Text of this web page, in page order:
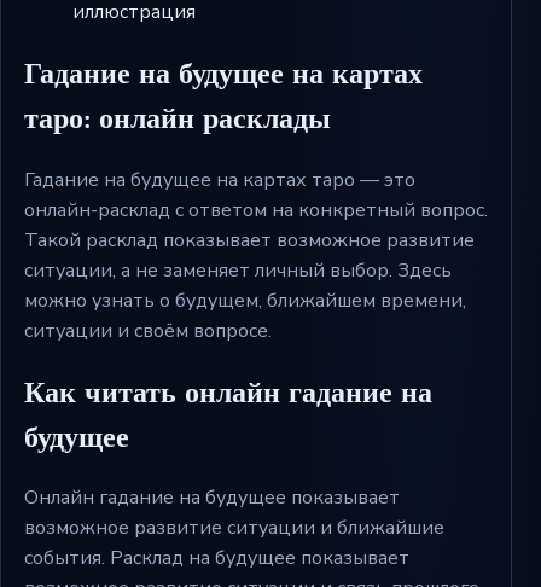
Гадание на будущее на картах
таро: онлайн расклады
Гадание на будущее на картах таро — это
онлайн-расклад с ответом на конкретный вопрос.
Такой расклад показывает возможное развитие
ситуации, а не заменяет личный выбор. Здесь
можно узнать о будущем, ближайшем времени,
ситуации и своём вопросе.
Как читать онлайн гадание на
будущее
Онлайн гадание на будущее показывает
возможное развитие ситуации и ближайшие
события. Расклад на будущее показывает